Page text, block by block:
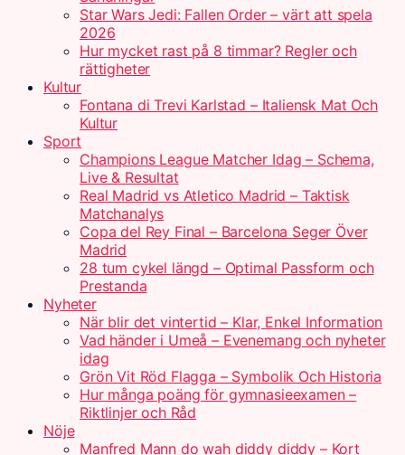
Star Wars Jedi: Fallen Order – värt att spela
2026
Hur mycket rast på 8 timmar? Regler och
rättigheter
Kultur
Fontana di Trevi Karlstad – Italiensk Mat Och
Kultur
Sport
Champions League Matcher Idag – Schema,
Live & Resultat
Real Madrid vs Atletico Madrid – Taktisk
Matchanalys
Copa del Rey Final – Barcelona Seger Över
Madrid
28 tum cykel längd – Optimal Passform och
Prestanda
Nyheter
När blir det vintertid – Klar, Enkel Information
Vad händer i Umeå – Evenemang och nyheter
idag
Grön Vit Röd Flagga – Symbolik Och Historia
Hur många poäng för gymnasieexamen –
Riktlinjer och Råd
Nöje
Manfred Mann do wah diddy diddy – Kort